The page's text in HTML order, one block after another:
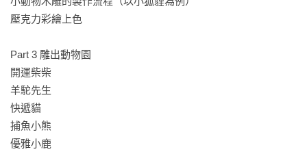
壓克力彩繪上色
Part 3 雕出動物園
開運柴柴
羊駝先生
快遞貓
捕魚小熊
優雅小鹿